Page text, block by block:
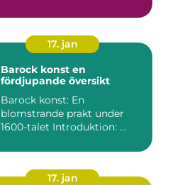
17. jan
Barock konst en
fördjupande översikt
Barock konst: En
blomstrande prakt under
1600-talet Introduktion: ...
17. jan